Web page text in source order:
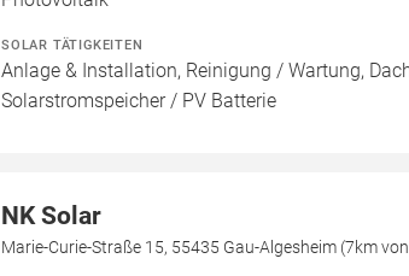
SOLAR TÄTIGKEITEN
Anlage & Installation, Reinigung / Wartung,
Solarstromspeicher / PV Batterie
NK Solar
Marie-Curie-Straße 15, 55435 Gau-Algesheim (7km